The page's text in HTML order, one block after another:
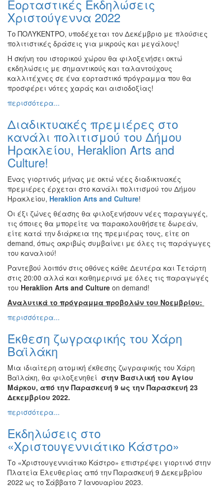
Ζωγραφική
Φωτογραφία
Τραγούδι
Κινηματογράφος
Χορός
Ειδών
Συνέδρια
Ημερίδες
-
Σεμινάρια-
Διαλέξεις-
Διάφορες
Εκθέσεις
Εκδηλώσεις
για
Παιδιά
Άλλες
Εκδηλώσεις
ΤΟΠΟΣ
ΜΑΣ
ΔΗΜΟΣ
ΑΝΘΕΚΤΙΚΗ
ΠΟΛΗ
Εορταστικές Εκδηλώσεις
Χριστούγεννα 2022
Το ΠΟΛΥΚΕΝΤΡΟ, υποδέχεται τον Δεκέμβριο με πλούσιες
πολιτιστικές δράσεις για μικρούς και μεγάλους!
Η σκήνη του ιστορικού χώρου θα φιλοξενήσει οκτώ
εκδηλώσεις με σημαντικούς και ταλαντούχους
καλλιτέχνες σε ένα εορταστικό πρόγραμμα που θα
προσφέρει νότες χαράς και αισιοδοξίας!
περισσότερα...
Διαδικτυακές πρεμιέρες στο
κανάλι πολιτισμού του Δήμου
Ηρακλείου, Heraklion Arts and
Culture!
Ένας γιορτινός μήνας με οκτώ νέες διαδικτυακές
πρεμιέρες έρχεται στο κανάλι πολιτισμού του Δήμου
Ηρακλείου, Heraklion Arts and Culture!
Οι έξι ζώνες θέασης θα φιλοξενήσουν νέες παραγωγές,
τις όποιες θα μπορείτε να παρακολουθήσετε δωρεάν,
είτε κατά την διάρκεια της πρεμιέρας τους, είτε on
demand, όπως ακριβώς συμβαίνει με όλες τις παράγωγες
του καναλιού!
Ραντεβού λοιπόν στις οθόνες κάθε Δευτέρα και Τετάρτη
στις 20:00 αλλά και καθημερινά με όλες τις παραγωγές
του Heraklion Arts and Culture on demand!
Αναλυτικά το πρόγραμμα προβολών του Νοεμβρίου:
περισσότερα...
Έκθεση ζωγραφικής του Χάρη
Βαϊλάκη
Μια ιδιαίτερη ατομική έκθεσης ζωγραφικής του Χάρη
Βαϊλάκη, θα φιλοξενηθεί στην Βασιλική του Αγίου
Μάρκου, από την Παρασκευή 9 ως την Παρασκευή 23
Δεκεμβρίου 2022.
περισσότερα...
Εκδηλώσεις στο
«Χριστουγεννιάτικο Κάστρο»
Το «Χριστουγεννιάτικο Κάστρο» επιστρέφει γιορτινό στην
Πλατεία Ελευθερίας από την Παρασκευή 9 Δεκεμβρίου
2022 ως το Σάββατο 7 Ιανουαρίου 2023.